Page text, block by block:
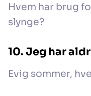
Hvem har brug
slynge?
10. Jeg har
Evig sommer,